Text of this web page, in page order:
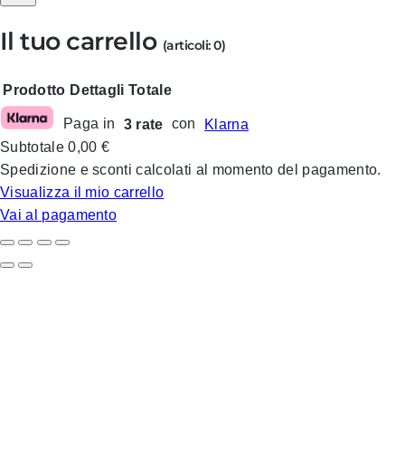
Il tuo carrello (articoli: 0)
Prodotti
nel
carrello
Prodotto Dettagli Totale
Paga in 3 rate con
Klarna
Subtotale0,00 €
Spedizione e sconti calcolati al momento del pagamento.
Visualizza il mio carrello
Vai al pagamento